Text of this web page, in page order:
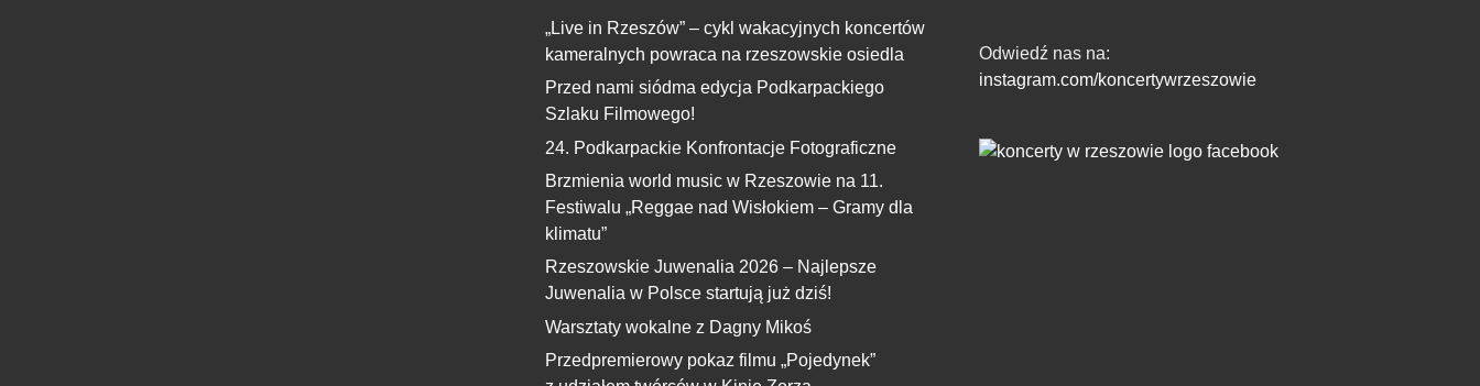
„Live in Rzeszów” – cykl wakacyjnych koncertów
kameralnych powraca na rzeszowskie osiedla
Przed nami siódma edycja Podkarpackiego
Szlaku Filmowego!
24. Podkarpackie Konfrontacje Fotograficzne
Brzmienia world music w Rzeszowie na 11.
Festiwalu „Reggae nad Wisłokiem – Gramy dla
klimatu”
Rzeszowskie Juwenalia 2026 – Najlepsze
Juwenalia w Polsce startują już dziś!
Warsztaty wokalne z Dagny Mikoś
Przedpremierowy pokaz filmu „Pojedynek”
Odwiedź nas na:
instagram.com/koncertywrzeszowie